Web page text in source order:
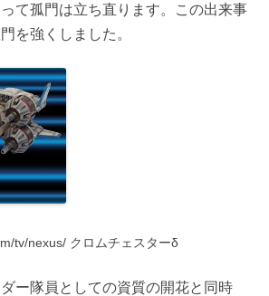
て孤門は立ち直ります。この出来事
を強くしました。
tv/nexus/ クロムチェスターδ
ー隊員としての資質の開花と同時